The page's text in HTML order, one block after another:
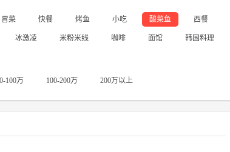
茶叶店
冒菜 快餐 烤鱼 小吃 酸菜鱼 西餐
冰激凌 米粉米线 咖啡 面馆 韩国料理
100万 100-200万 200万以上